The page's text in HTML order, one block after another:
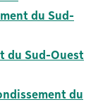
du Sud-
du Sud-Ouest
du